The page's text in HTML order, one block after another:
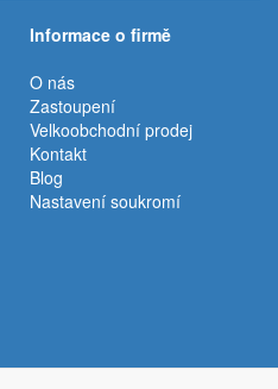
Informace o firmě
O nás
Zastoupení
Velkoobchodní prodej
Kontakt
Blog
Nastavení soukromí